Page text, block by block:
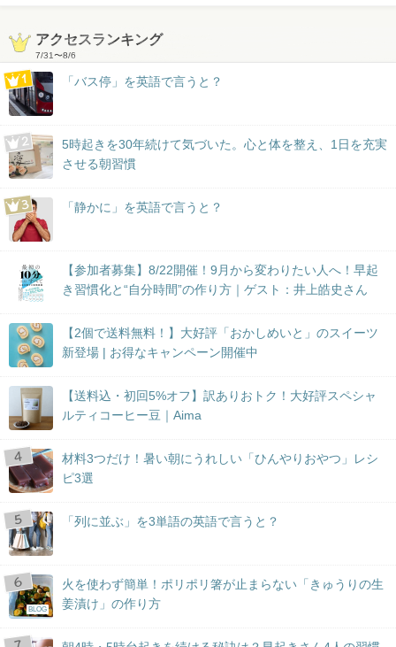
アクセスランキング
7/31〜8/6
「バス停」を英語で言うと？
5時起きを30年続けて気づいた。心と体を整え、1日を充実
させる朝習慣
「静かに」を英語で言うと？
【参加者募集】8/22開催！9月から変わりたい人へ！早起
き習慣化と“自分時間”の作り方｜ゲスト：井上皓史さん
【2個で送料無料！】大好評「おかしめいと」のスイーツ
新登場 | お得なキャンペーン開催中
【送料込・初回5%オフ】訳ありおトク！大好評スペシャ
ルティコーヒー豆｜Aima
材料3つだけ！暑い朝にうれしい「ひんやりおやつ」レシ
ピ3選
「列に並ぶ」を3単語の英語で言うと？
BLOG
火を使わず簡単！ポリポリ箸が止まらない「きゅうりの生
姜漬け」の作り方